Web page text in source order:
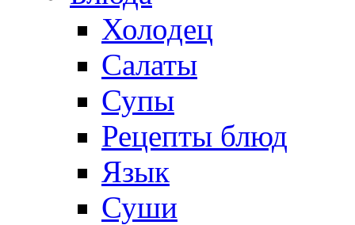
Холодец
Салаты
Супы
Рецепты блюд
Язык
Суши